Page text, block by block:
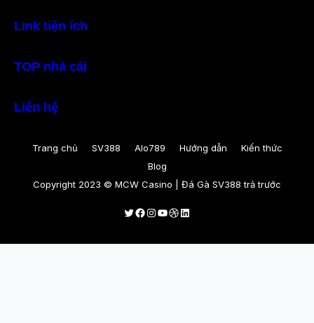
Link tiện ích
TOP nhà cái
Liên hệ
Trang chủ SV388 Alo789 Hướng dẫn
Kiến thức
Blog
Copyright 2023 © MCW Casino | Đá Gà SV388 trả trước
Twitter
Facebook
Instagram
Youtube
Dribbble
LinkedIn